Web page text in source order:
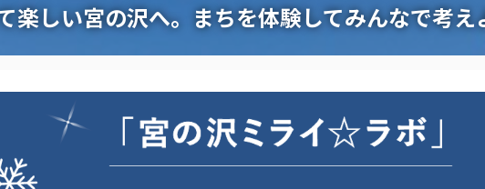
楽しい宮の沢へ。まちを体験してみんなで考え